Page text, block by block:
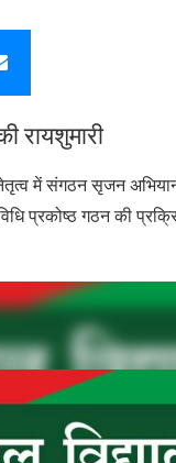
में संगठन सृजन
प्रकोष्ठ गठन की